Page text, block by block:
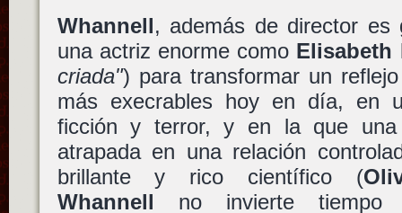
Whannell, además de director es
una actriz enorme como Elisabeth
criada") para transformar un
más execrables hoy en día, en
ficción y terror, y en la que
atrapada en una relación
brillante y rico científico (
Whannell no invierte